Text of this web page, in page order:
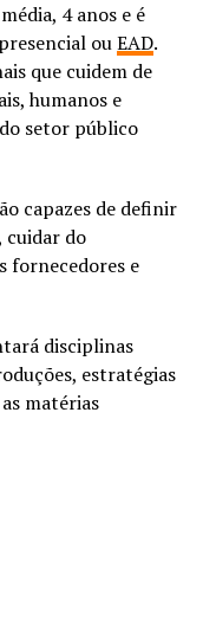
4 anos e é
ouEAD.
que cuidem de
humanos e
setor público
capazes de definir
cuidar do
fornecedores e
disciplinas
estratégias
matérias